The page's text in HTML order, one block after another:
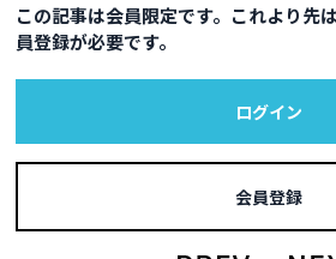
この記事は会員限定です。これより先
員登録が必要です。
ログイン
会員登録